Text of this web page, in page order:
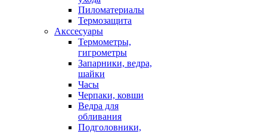
Пиломатериалы
Термозащита
Аксcесуары
Термометры,
гигрометры
Запарники, ведра,
шайки
Часы
Черпаки, ковши
Ведра для
обливания
Подголовники,